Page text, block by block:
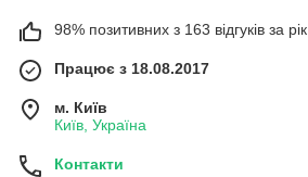
98% позитивних з 163 відгуків за рік
Працює з 18.08.2017
м. Київ
Київ, Україна
Контакти